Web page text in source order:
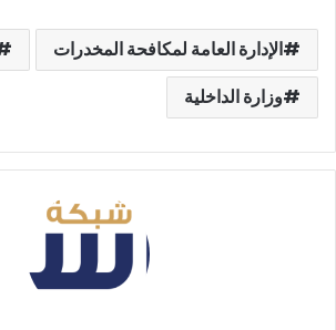
الإدارة العامة لمكافحة المخدرات
وزارة الداخلية